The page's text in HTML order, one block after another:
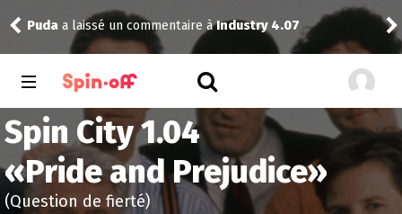
Puda a laissé un commentaire àIndustry 4.07
Spin City 1.04
«Pride and Prejudice»
(Question de fierté)